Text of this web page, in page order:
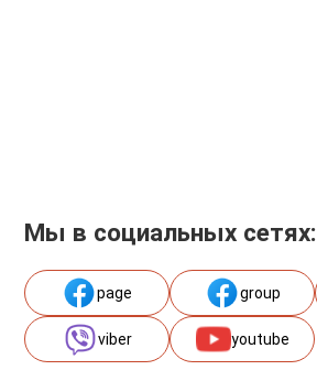
Мы в социальных сетях:
page group
viber youtube